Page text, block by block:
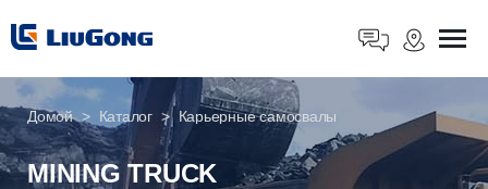
Домой Каталог Карьерные самосвалы
MINING TRUCK